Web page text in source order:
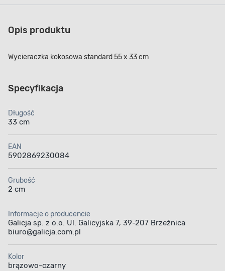
Opis produktu
Wycieraczka kokosowa standard 55 x 33 cm
Specyfikacja
Długość
33 cm
EAN
5902869230084
Grubość
2 cm
Informacje o producencie
Galicja sp. z o.o. Ul. Galicyjska 7, 39-207 Brzeźnica
biuro@galicja.com.pl
Kolor
brązowo-czarny